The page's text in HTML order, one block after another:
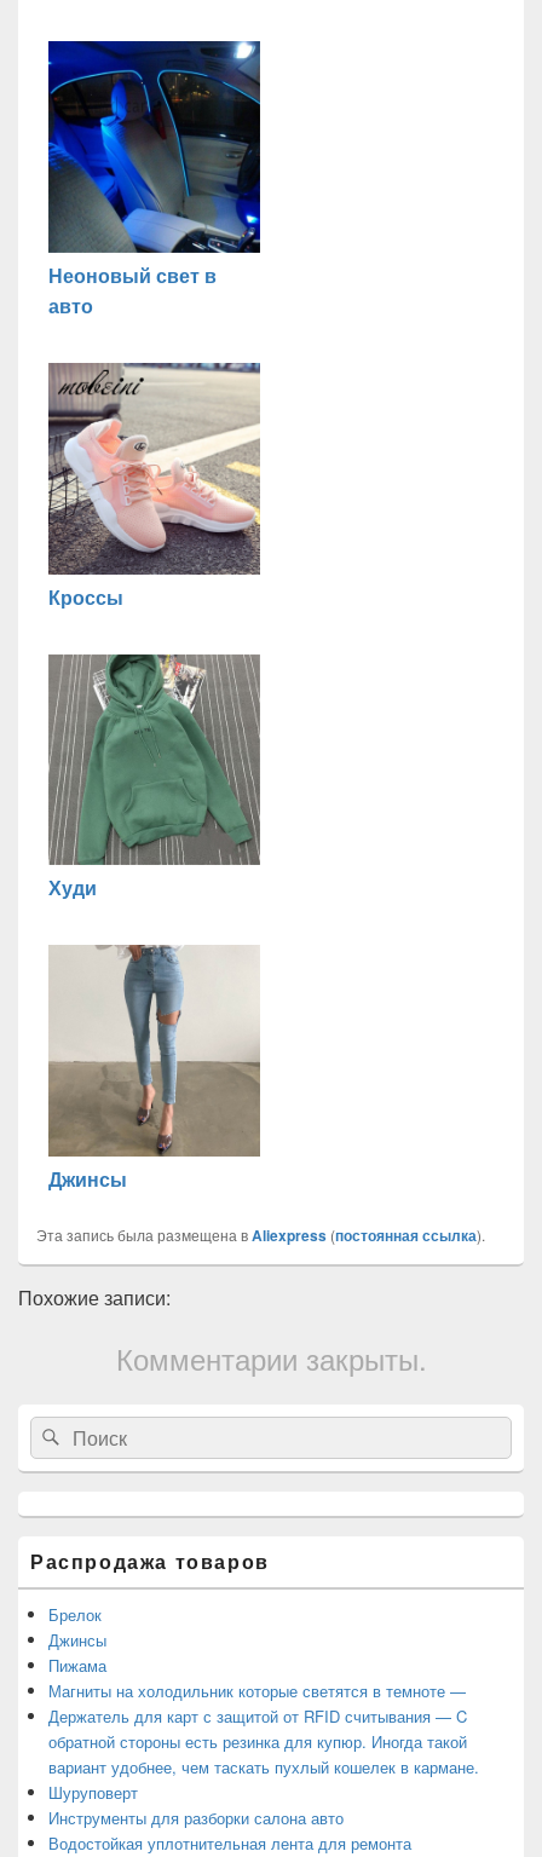
Неоновый свет в
авто
Кроссы
Худи
Джинсы
Эта запись была размещена вAliexpress (постоянная ссылка).
Похожие записи:
Комментарии закрыты.
Область
основной
боковой
панели
Search
for:
Search
Распродажа товаров
Брелок
Джинсы
Пижама
Магниты на холодильник которые светятся в темноте —
Держатель для карт с защитой от RFID считывания — C
обратной стороны есть резинка для купюр. Иногда такой
вариант удобнее, чем таскать пухлый кошелек в кармане.
Шуруповерт
Инструменты для разборки салона авто
Водостойкая уплотнительная лента для ремонта